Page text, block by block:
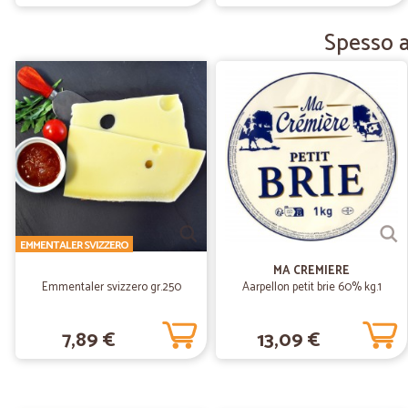
Spesso
Emmentaler svizzero gr.250
EMMENTALER SVIZZERO
7,89 €
MA CREMIERE
Aarpellon petit brie 60% kg.1
13,09 €